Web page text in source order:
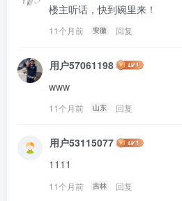
楼主听话，快到碗里来！
11个月前 安徽 回复
用户57061198
www
11个月前 山东 回复
用户53115077
1111
11个月前 吉林 回复